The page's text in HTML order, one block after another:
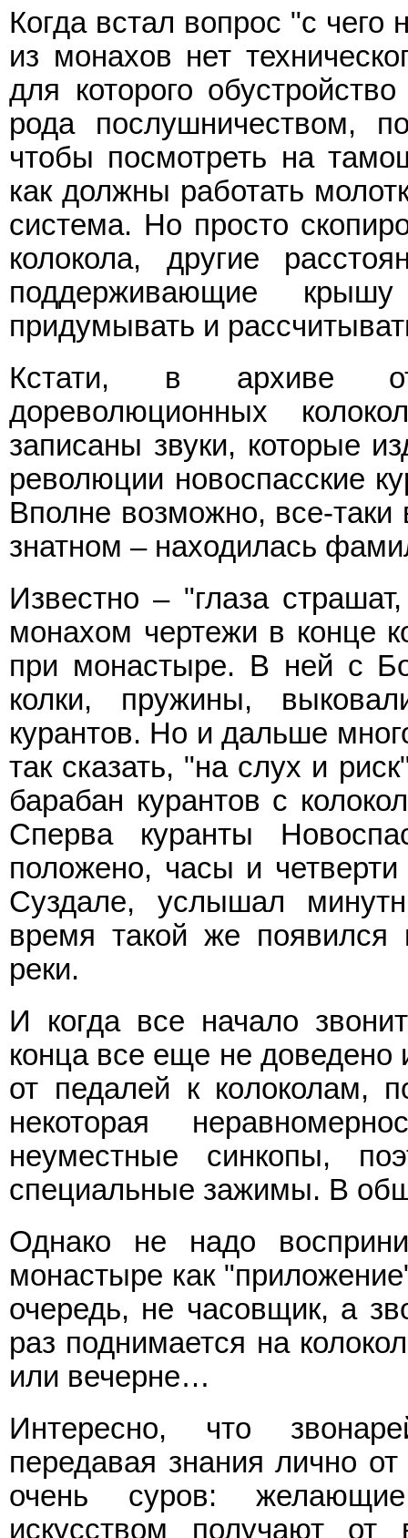
Когда встал вопрос "с чего
из монахов нет
для которого
рода послушничеством,
чтобы посмотреть на
как должны работать
система. Но просто
колокола, другие
поддерживающие
придумывать и
Кстати, в архиве
дореволюционных
записаны звуки, которые
революции новоспасские
Вполне возможно, все-
знатном – находилась
Известно – "глаза
монахом чертежи в конце
при монастыре. В ней с
колки, пружины,
курантов. Но и дальше
так сказать, "на слух и
барабан курантов с
Сперва куранты
положено, часы и
Суздале, услышал
время такой же
реки.
И когда все начало
конца все еще не доведено
от педалей к колоколам,
некоторая
неуместные синкопы,
специальные зажимы. В
Однако не надо
монастыре как
очередь, не часовщик, а
раз поднимается на
или вечерне…
Интересно, что
передавая знания лично
очень суров:
искусством получают от